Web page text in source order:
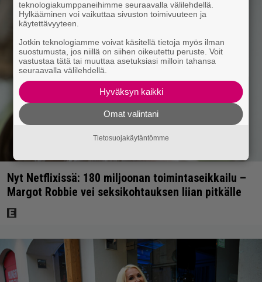
Nyt Netflixissä: 180 miljoonan toimintaseikkailu –
Margot Robbie vei seksikohtauksen liian pitkälle
teknologiakumppaneihimme seuraavalla välilehdellä.
Hylkääminen voi vaikuttaa sivuston toimivuuteen ja
käytettävyyteen.
Jotkin teknologiamme voivat käsitellä tietoja myös ilman
suostumusta, jos niillä on siihen oikeutettu peruste. Voit
vastustaa tätä tai muuttaa asetuksiasi milloin tahansa
seuraavalla välilehdellä.
Hyväksyn kaikki
Omat valintani
Tietosuojakäytäntömme